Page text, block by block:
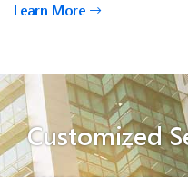
Learn More
Customized